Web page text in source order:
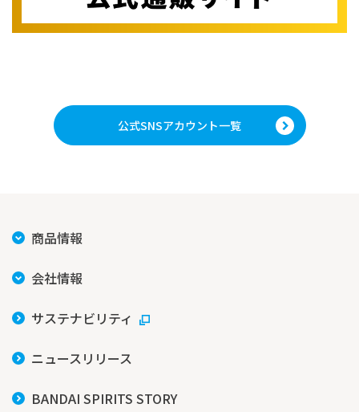
公式SNSアカウント一覧
商品情報
会社情報
サステナビリティ
ニュースリリース
BANDAI SPIRITS STORY